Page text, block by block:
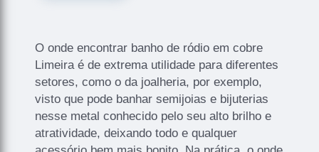
O onde encontrar banho de ródio em cobre
Limeira é de extrema utilidade para diferentes
setores, como o da joalheria, por exemplo,
visto que pode banhar semijoias e bijuterias
nesse metal conhecido pelo seu alto brilho e
atratividade, deixando todo e qualquer